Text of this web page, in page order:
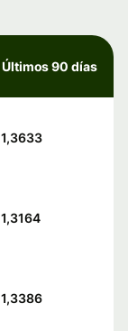
Últimos 90 días
1,3633
1,3164
1,3386